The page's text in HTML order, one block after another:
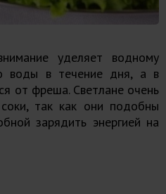
уделяет водному
воды в течение дня, а в
от фреша. Светлане очень
так как они подобны
зарядить энергией на